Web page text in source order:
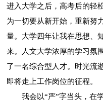
进入大学之后，高考后的轻
为一切要从新开始，重新努
量。大学四年让我在思想、
来。人文大学浓厚的学习氛
了一名综合型人才。时光流
即将走上工作岗位的征程。
我会以“严”字当头，在